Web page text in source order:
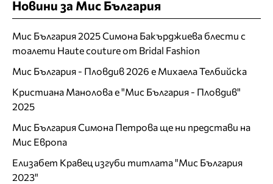
Новини за Мис България
Мис България 2025 Симона Бакърджиева блести с
тоалети Haute couture от Bridal Fashion
Мис България - Пловдив 2026 е Михаела Телбийска
Кристиана Манолова е "Мис България - Пловдив"
2025
Мис България Симона Петрова ще ни представи на
Мис Европа
Елизабет Кравец изгуби титлата "Мис България
2023"